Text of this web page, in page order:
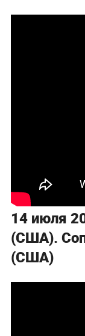
14 июля
(США).
(США)